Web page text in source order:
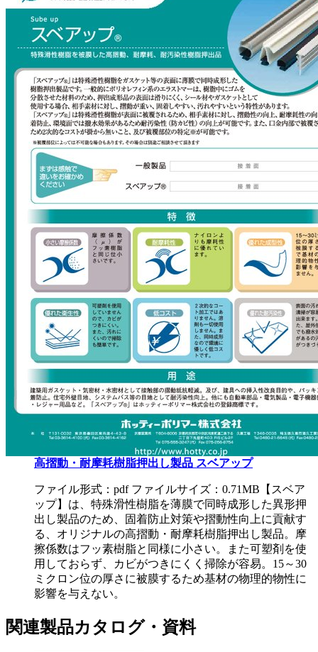
高摺動・耐摩耗樹脂押出し製品 スベアップ
ファイル形式：pdf ファイルサイズ：0.71MB 【スベア
ップ】は、特殊滑性樹脂を薄膜で同時成形した異形押
出し製品のため、固着防止対策や摺動性向上に貢献す
る、オリジナルの高摺動・耐摩耗樹脂押出し製品。摩
擦係数はフッ素樹脂と同様に小さい。また可塑剤を使
用しておらず、カビがつきにくく掃除が容易。15～30
ミクロン位の厚さに被膜するため基材の物理的物性に
影響を与えない。
関連製品カタログ・資料